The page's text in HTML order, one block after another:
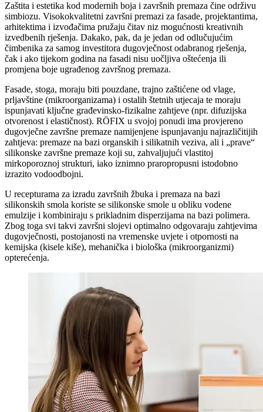
Zaštita i estetika kod modernih boja i završnih premaza čine održivu
simbiozu. Visokokvalitetni završni premazi za fasade, projektantima,
arhitektima i izvođačima pružaju čitav niz mogućnosti kreativnih
izvedbenih rješenja. Dakako, pak, da je jedan od odlučujućim
čimbenika za samog investitora dugovječnost odabranog rješenja,
čak i ako tijekom godina na fasadi nisu uočljiva oštećenja ili
promjena boje ugrađenog završnog premaza.
Fasade, stoga, moraju biti pouzdane, trajno zaštićene od vlage,
prljavštine (mikroorganizama) i ostalih štetnih utjecaja te moraju
ispunjavati ključne građevinsko-fizikalne zahtjeve (npr. difuzijska
otvorenost i elastičnost). RÖFIX u svojoj ponudi ima provjereno
dugovječne završne premaze namijenjene ispunjavanju najrazličitijih
zahtjeva: premaze na bazi organskih i silikatnih veziva, ali i „prave“
silikonske završne premaze koji su, zahvaljujući vlastitoj
mirkoporoznoj strukturi, iako iznimno praropropusni istodobno
izrazito vodoodbojni.
U recepturama za izradu završnih žbuka i premaza na bazi
silikonskih smola koriste se silikonske smole u obliku vodene
emulzije i kombiniraju s prikladnim disperzijama na bazi polimera.
Zbog toga svi takvi završni slojevi optimalno odgovaraju zahtjevima
dugovječnosti, postojanosti na vremenske uvjete i otpornosti na
kemijska (kisele kiše), mehanička i biološka (mikroorganizmi)
opterećenja.